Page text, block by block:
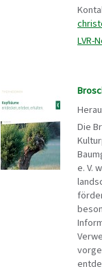
LVR-
Die
e. V.